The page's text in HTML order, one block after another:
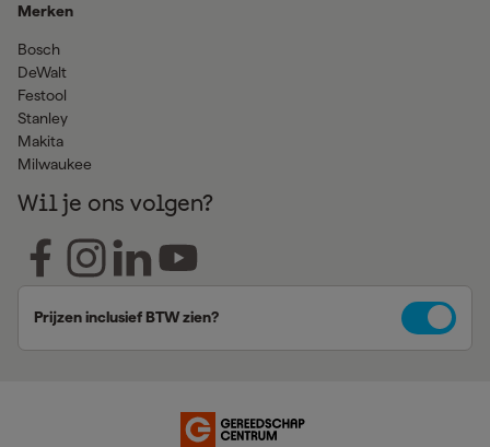
Merken
Bosch
DeWalt
Festool
Stanley
Makita
Milwaukee
Wil je ons volgen?
Prijzen inclusief BTW zien?